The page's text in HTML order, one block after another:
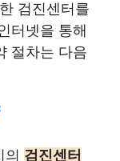
검진센터를
터넷을 통해
절차는 다음
검진센터